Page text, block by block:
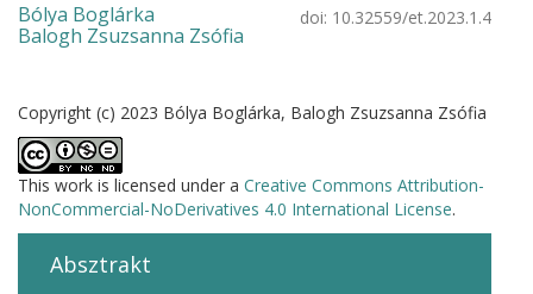
Bólya Boglárka
Balogh Zsuzsanna Zsófia
doi: 10.32559/et.2023.1.4
Copyright (c) 2023 Bólya Boglárka, Balogh Zsuzsanna Zsófia
This work is licensed under a Creative Commons Attribution-
NonCommercial-NoDerivatives 4.0 International License.
Absztrakt